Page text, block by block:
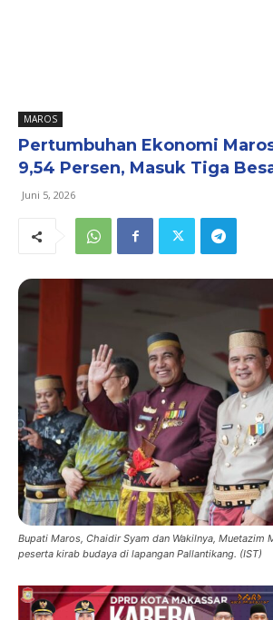
MAROS
Pertumbuhan Ekonomi
9,54 Persen, Masuk Tiga
Juni 5, 2026
Bupati Maros, Chaidir Syam dan Wakilnya, Muetazim
peserta kirab budaya di lapangan Pallantikang. (IST)